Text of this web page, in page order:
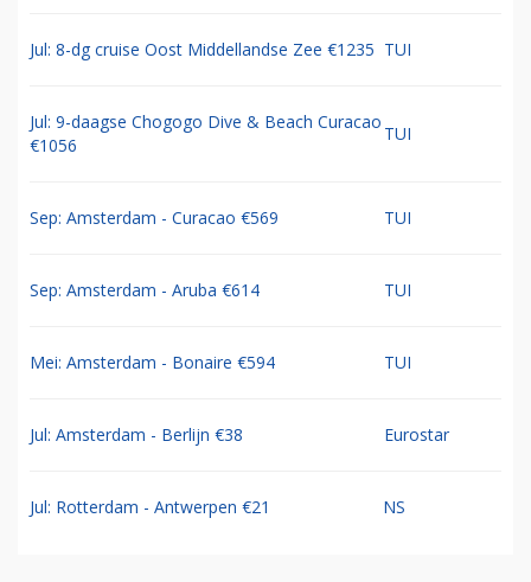
Jul: 8-dg cruise Oost Middellandse Zee €1235 TUI
Jul: 9-daagse Chogogo Dive & Beach Curacao
€1056
TUI
Sep: Amsterdam - Curacao €569 TUI
Sep: Amsterdam - Aruba €614 TUI
Mei: Amsterdam - Bonaire €594 TUI
Jul: Amsterdam - Berlijn €38 Eurostar
Jul: Rotterdam - Antwerpen €21 NS